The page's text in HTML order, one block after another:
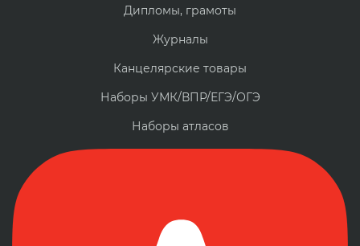
Дипломы, грамоты
Журналы
Канцелярские товары
Наборы УМК/ВПР/ЕГЭ/ОГЭ
Наборы атласов